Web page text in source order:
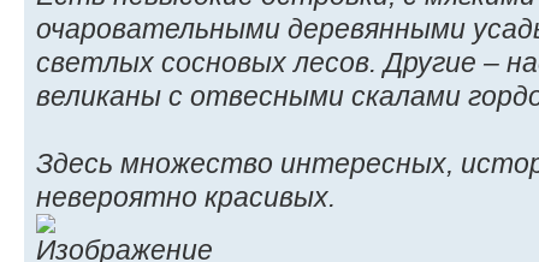
очаровательными деревянными
светлых сосновых лесов. Другие –
великаны с отвесными скалами
Здесь множество интересных,
невероятно красивых.